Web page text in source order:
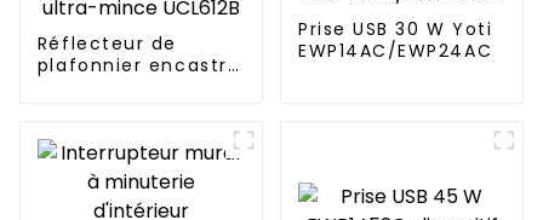
Réflecteur de
plafonnier encastré
Prise USB 30 W Yoti
EWP14AC/EWP24AC